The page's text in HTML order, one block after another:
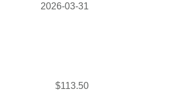
2026-03-31
$113.50